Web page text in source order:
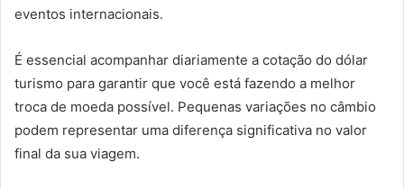
eventos internacionais.
É essencial acompanhar diariamente a cotação do dólar
turismo para garantir que você está fazendo a melhor
troca de moeda possível. Pequenas variações no câmbio
podem representar uma diferença significativa no valor
final da sua viagem.